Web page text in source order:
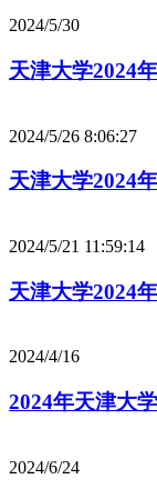
2024/5/30
天津大学2024
2024/5/26 8:06:27
天津大学2024
2024/5/21 11:59:14
天津大学2024
2024/4/16
2024年天津大
2024/6/24